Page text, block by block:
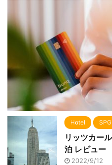
Hotel
リッツカー
泊 レビュー
2022/9/12